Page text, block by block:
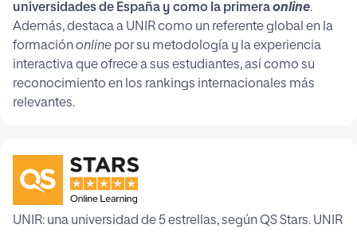
universidades de España y como la primeraonline.
Además, destaca a UNIR como un referente global en la
formaciónonline por su metodología y la experiencia
interactiva que ofrece a sus estudiantes, así como su
reconocimiento en los rankings internacionales más
relevantes.
UNIR: una universidad de 5 estrellas, según QS Stars. UNIR